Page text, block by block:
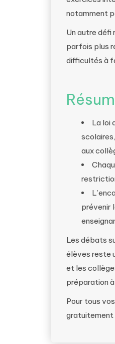
notamment
Un autre défi
parfois plus
difficultés à
La loi
aux
prévenir
Les débats
élèves reste
et les
préparation
Pour tous
gratuitement